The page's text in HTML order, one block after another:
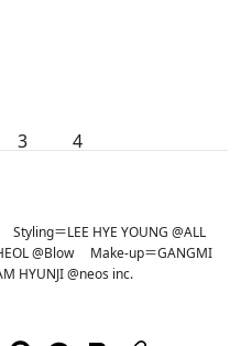
3 4
＝LEE HYE YOUNG @ALL
@Blow Make-up＝GANGMI
HYUNJI @neos inc.